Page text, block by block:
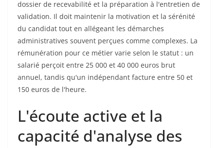
dossier de recevabilité et la préparation à l'entretien de
validation. Il doit maintenir la motivation et la sérénité
du candidat tout en allégeant les démarches
administratives souvent perçues comme complexes. La
rémunération pour ce métier varie selon le statut : un
salarié perçoit entre 25 000 et 40 000 euros brut
annuel, tandis qu'un indépendant facture entre 50 et
150 euros de l'heure.
L'écoute active et la
capacité d'analyse des